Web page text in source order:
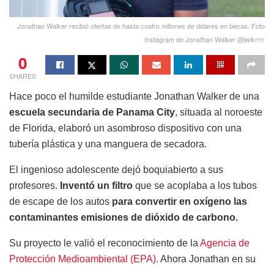
Jonathan Walker recibió ofertas de hasta cuatro millones de dólares en becas. Foto
Instagram de Jonathan Walker @jwlkrrrr
0
SHARES
Hace poco el humilde estudiante Jonathan Walker de una
escuela secundaria de Panama City, situada al noroeste
de Florida, elaboró un asombroso dispositivo con una
tubería plástica y una manguera de secadora.
El ingenioso adolescente dejó boquiabierto a sus
profesores. Inventó un filtro que se acoplaba a los tubos
de escape de los autos para convertir en oxígeno las
contaminantes emisiones de dióxido de carbono.
Su proyecto le valió el reconocimiento de la Agencia de
Protección Medioambiental (EPA). Ahora Jonathan en su